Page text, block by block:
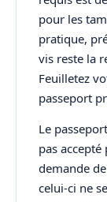
pour les
pratique,
vis reste la
Feuilletez
passeport
Le
pas
demande
celui-ci ne